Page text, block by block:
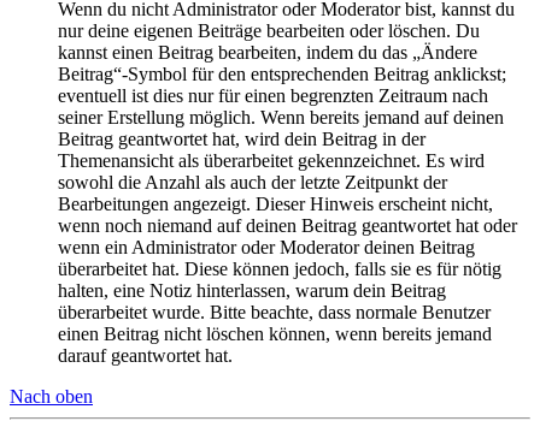
Wenn du nicht Administrator oder Moderator bist, kannst du
nur deine eigenen Beiträge bearbeiten oder löschen. Du
kannst einen Beitrag bearbeiten, indem du das „Ändere
Beitrag“-Symbol für den entsprechenden Beitrag anklickst;
eventuell ist dies nur für einen begrenzten Zeitraum nach
seiner Erstellung möglich. Wenn bereits jemand auf deinen
Beitrag geantwortet hat, wird dein Beitrag in der
Themenansicht als überarbeitet gekennzeichnet. Es wird
sowohl die Anzahl als auch der letzte Zeitpunkt der
Bearbeitungen angezeigt. Dieser Hinweis erscheint nicht,
wenn noch niemand auf deinen Beitrag geantwortet hat oder
wenn ein Administrator oder Moderator deinen Beitrag
überarbeitet hat. Diese können jedoch, falls sie es für nötig
halten, eine Notiz hinterlassen, warum dein Beitrag
überarbeitet wurde. Bitte beachte, dass normale Benutzer
einen Beitrag nicht löschen können, wenn bereits jemand
darauf geantwortet hat.
Nach oben